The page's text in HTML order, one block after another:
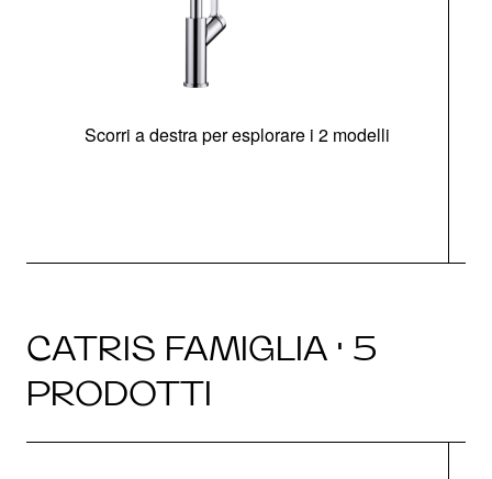
Scorri a destra per esplorare i 2 modelli
CATRIS FAMIGLIA · 5
PRODOTTI